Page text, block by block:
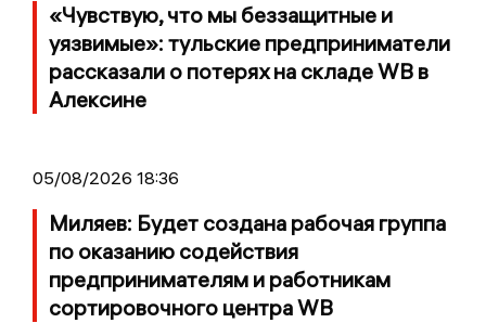
«Чувствую, что мы беззащитные и
уязвимые»: тульские предприниматели
рассказали о потерях на складе WB в
Алексине
05/08/2026 18:36
Миляев: Будет создана рабочая группа
по оказанию содействия
предпринимателям и работникам
сортировочного центра WB